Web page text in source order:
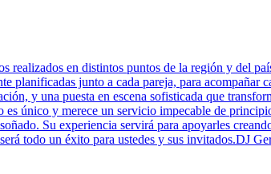
realizados en distintos puntos de la región y del
planificadas junto a cada pareja, para
y una puesta en escena sofisticada que
único y merece un servicio impecable de
Su experiencia servirá para apoyarles
todo un éxito para ustedes y sus invitados.DJ